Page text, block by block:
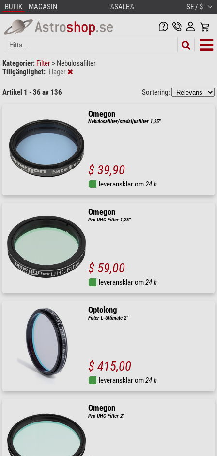
BUTIK MAGASIN %SALE% SE / $
Kategorier: Filter > Nebulosafilter
Tillgänglighet: i lager
Artikel 1 - 36 av 136 Sortering:
Omegon
Nebulosafilter/stadsljusfilter 1,25"
$ 39,90
leveransklar om24 h
Omegon
Pro UHC Filter 1,25''
$ 59,00
leveransklar om24 h
Optolong
Filter L-Ultimate 2"
$ 415,00
leveransklar om24 h
Omegon
Pro UHC Filter 2''